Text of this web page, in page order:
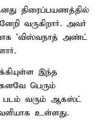
திரைப்பயணத்தில்
வருகிறார். அவர்
'விஸ்வநாத் அண்ட்
இந்த
பெரும்
படம் வரும் ஆகஸ்ட்
உள்ளது.